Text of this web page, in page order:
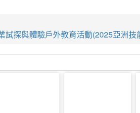
試探與體驗戶外教育活動(2025亞洲技